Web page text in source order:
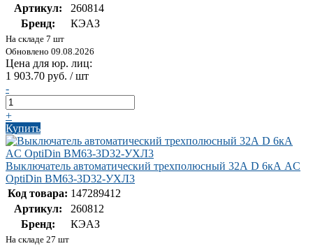
Артикул:
260814
Бренд:
КЭАЗ
На складе 7 шт
Обновлено 09.08.2026
Цена для юр. лиц:
1 903.70 руб. / шт
-
+
Купить
Выключатель автоматический трехполюсный 32А D 6кА AC
OptiDin BM63-3D32-УХЛ3
Код товара: 147289412
Артикул:
260812
Бренд:
КЭАЗ
На складе 27 шт